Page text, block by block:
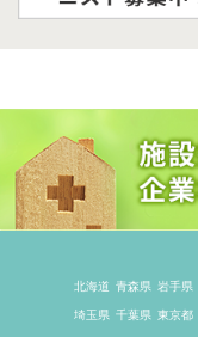
北海道 青森県 岩手県
埼玉県 千葉県 東京都